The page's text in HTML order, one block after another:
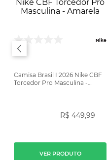
Nike
Camisa Brasil I 2026 Nike CBF
Torcedor Pro Masculina -
R$ 449,99
VER PRODUTO